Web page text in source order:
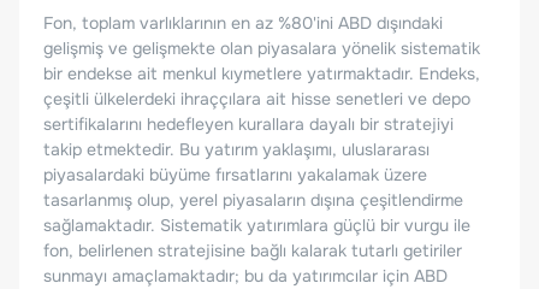
Fon, toplam varlıklarının en az %80'ini ABD dışındaki
gelişmiş ve gelişmekte olan piyasalara yönelik sistematik
bir endekse ait menkul kıymetlere yatırmaktadır. Endeks,
çeşitli ülkelerdeki ihraççılara ait hisse senetleri ve depo
sertifikalarını hedefleyen kurallara dayalı bir stratejiyi
takip etmektedir. Bu yatırım yaklaşımı, uluslararası
piyasalardaki büyüme fırsatlarını yakalamak üzere
tasarlanmış olup, yerel piyasaların dışına çeşitlendirme
sağlamaktadır. Sistematik yatırımlara güçlü bir vurgu ile
fon, belirlenen stratejisine bağlı kalarak tutarlı getiriler
sunmayı amaçlamaktadır; bu da yatırımcılar için ABD